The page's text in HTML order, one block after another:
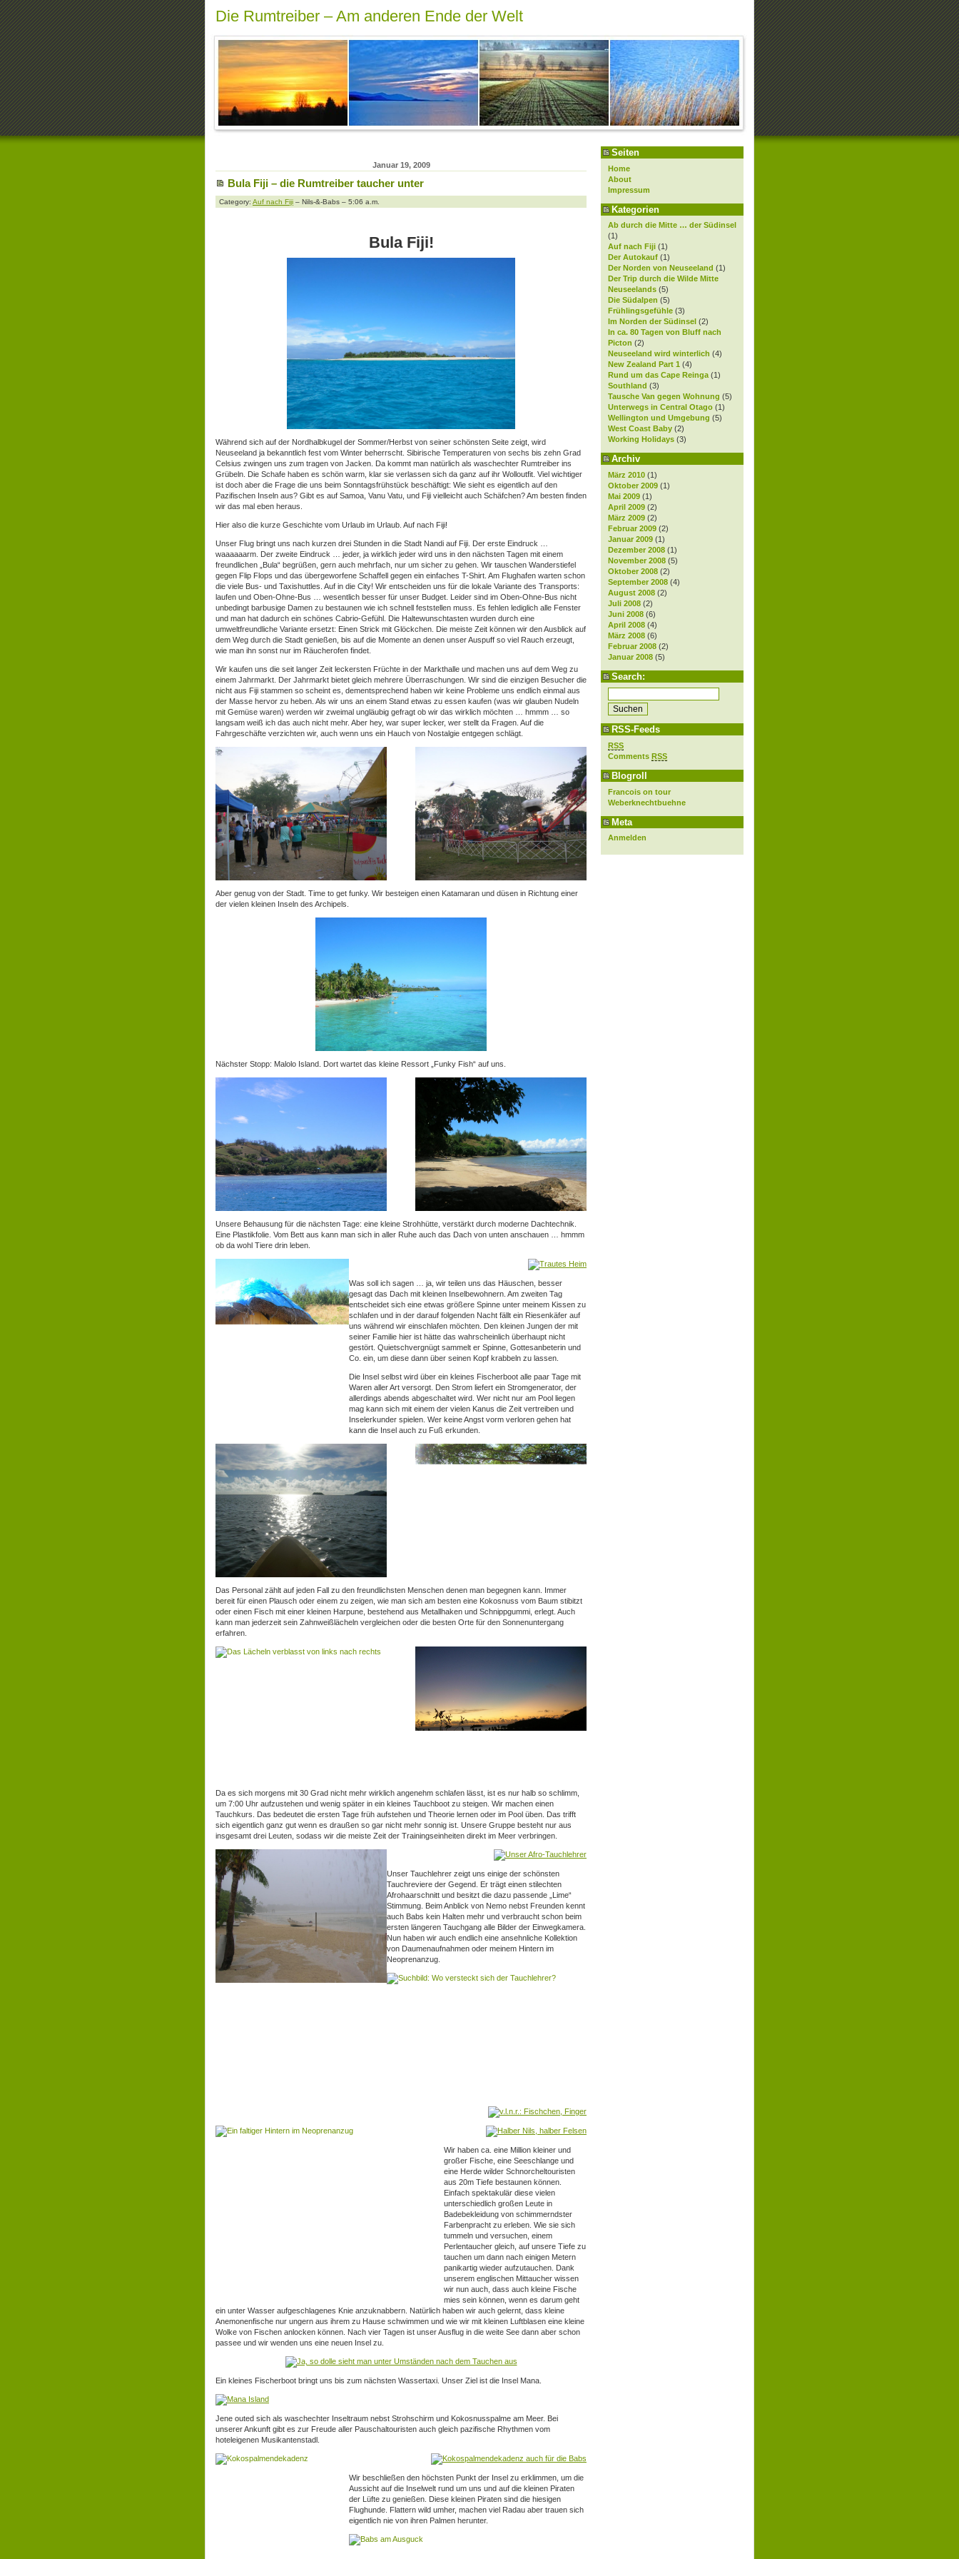
Die Rumtreiber – Am anderen Ende der Welt
Seiten
Home
About
Impressum
Kategorien
Ab durch die Mitte … der Südinsel
(1)
Auf nach Fiji (1)
Der Autokauf (1)
Der Norden von Neuseeland (1)
Der Trip durch die Wilde Mitte
Neuseelands (5)
Die Südalpen (5)
Frühlingsgefühle (3)
Im Norden der Südinsel (2)
In ca. 80 Tagen von Bluff nach
Picton (2)
Neuseeland wird winterlich (4)
New Zealand Part 1 (4)
Rund um das Cape Reinga (1)
Southland (3)
Tausche Van gegen Wohnung (5)
Unterwegs in Central Otago (1)
Wellington und Umgebung (5)
West Coast Baby (2)
Working Holidays (3)
Archiv
März 2010 (1)
Oktober 2009 (1)
Mai 2009 (1)
April 2009 (2)
März 2009 (2)
Februar 2009 (2)
Januar 2009 (1)
Dezember 2008 (1)
November 2008 (5)
Oktober 2008 (2)
September 2008 (4)
August 2008 (2)
Juli 2008 (2)
Juni 2008 (6)
April 2008 (4)
März 2008 (6)
Februar 2008 (2)
Januar 2008 (5)
Search:
RSS-Feeds
RSS
Comments RSS
Blogroll
Francois on tour
Weberknechtbuehne
Meta
Anmelden
Januar 19, 2009
Bula Fiji – die Rumtreiber taucher unter
Category: Auf nach Fiji – Nils-&-Babs – 5:06 a.m.
Bula Fiji!
Während sich auf der Nordhalbkugel der Sommer/Herbst von seiner schönsten Seite zeigt, wird
Neuseeland ja bekanntlich fest vom Winter beherrscht. Sibirische Temperaturen von sechs bis zehn Grad
Celsius zwingen uns zum tragen von Jacken. Da kommt man natürlich als waschechter Rumtreiber ins
Grübeln. Die Schafe haben es schön warm, klar sie verlassen sich da ganz auf ihr Wolloutfit. Viel wichtiger
ist doch aber die Frage die uns beim Sonntagsfrühstück beschäftigt: Wie sieht es eigentlich auf den
Pazifischen Inseln aus? Gibt es auf Samoa, Vanu Vatu, und Fiji vielleicht auch Schäfchen? Am besten finden
wir das mal eben heraus.
Hier also die kurze Geschichte vom Urlaub im Urlaub. Auf nach Fiji!
Unser Flug bringt uns nach kurzen drei Stunden in die Stadt Nandi auf Fiji. Der erste Eindruck …
waaaaaarm. Der zweite Eindruck … jeder, ja wirklich jeder wird uns in den nächsten Tagen mit einem
freundlichen „Bula“ begrüßen, gern auch mehrfach, nur um sicher zu gehen. Wir tauschen Wanderstiefel
gegen Flip Flops und das übergeworfene Schaffell gegen ein einfaches T-Shirt. Am Flughafen warten schon
die viele Bus- und Taxishuttles. Auf in die City! Wir entscheiden uns für die lokale Variante des Transports:
laufen und Oben-Ohne-Bus … wesentlich besser für unser Budget. Leider sind im Oben-Ohne-Bus nicht
unbedingt barbusige Damen zu bestaunen wie ich schnell feststellen muss. Es fehlen lediglich alle Fenster
und man hat dadurch ein schönes Cabrio-Gefühl. Die Haltewunschtasten wurden durch eine
umweltfreundliche Variante ersetzt: Einen Strick mit Glöckchen. Die meiste Zeit können wir den Ausblick auf
dem Weg durch die Stadt genießen, bis auf die Momente an denen unser Auspuff so viel Rauch erzeugt,
wie man ihn sonst nur im Räucherofen findet.
Wir kaufen uns die seit langer Zeit leckersten Früchte in der Markthalle und machen uns auf dem Weg zu
einem Jahrmarkt. Der Jahrmarkt bietet gleich mehrere Überraschungen. Wir sind die einzigen Besucher die
nicht aus Fiji stammen so scheint es, dementsprechend haben wir keine Probleme uns endlich einmal aus
der Masse hervor zu heben. Als wir uns an einem Stand etwas zu essen kaufen (was wir glauben Nudeln
mit Gemüse waren) werden wir zweimal ungläubig gefragt ob wir das wirklich möchten … hmmm … so
langsam weiß ich das auch nicht mehr. Aber hey, war super lecker, wer stellt da Fragen. Auf die
Fahrgeschäfte verzichten wir, auch wenn uns ein Hauch von Nostalgie entgegen schlägt.
Aber genug von der Stadt. Time to get funky. Wir besteigen einen Katamaran und düsen in Richtung einer
der vielen kleinen Inseln des Archipels.
Nächster Stopp: Malolo Island. Dort wartet das kleine Ressort „Funky Fish“ auf uns.
Unsere Behausung für die nächsten Tage: eine kleine Strohhütte, verstärkt durch moderne Dachtechnik.
Eine Plastikfolie. Vom Bett aus kann man sich in aller Ruhe auch das Dach von unten anschauen … hmmm
ob da wohl Tiere drin leben.
Was soll ich sagen … ja, wir teilen uns das Häuschen, besser
gesagt das Dach mit kleinen Inselbewohnern. Am zweiten Tag
entscheidet sich eine etwas größere Spinne unter meinem Kissen zu
schlafen und in der darauf folgenden Nacht fällt ein Riesenkäfer auf
uns während wir einschlafen möchten. Den kleinen Jungen der mit
seiner Familie hier ist hätte das wahrscheinlich überhaupt nicht
gestört. Quietschvergnügt sammelt er Spinne, Gottesanbeterin und
Co. ein, um diese dann über seinen Kopf krabbeln zu lassen.
Die Insel selbst wird über ein kleines Fischerboot alle paar Tage mit
Waren aller Art versorgt. Den Strom liefert ein Stromgenerator, der
allerdings abends abgeschaltet wird. Wer nicht nur am Pool liegen
mag kann sich mit einem der vielen Kanus die Zeit vertreiben und
Inselerkunder spielen. Wer keine Angst vorm verloren gehen hat
kann die Insel auch zu Fuß erkunden.
Das Personal zählt auf jeden Fall zu den freundlichsten Menschen denen man begegnen kann. Immer
bereit für einen Plausch oder einem zu zeigen, wie man sich am besten eine Kokosnuss vom Baum stibitzt
oder einen Fisch mit einer kleinen Harpune, bestehend aus Metallhaken und Schnippgummi, erlegt. Auch
kann man jederzeit sein Zahnweißlächeln vergleichen oder die besten Orte für den Sonnenuntergang
erfahren.
Da es sich morgens mit 30 Grad nicht mehr wirklich angenehm schlafen lässt, ist es nur halb so schlimm,
um 7:00 Uhr aufzustehen und wenig später in ein kleines Tauchboot zu steigen. Wir machen einen
Tauchkurs. Das bedeutet die ersten Tage früh aufstehen und Theorie lernen oder im Pool üben. Das trifft
sich eigentlich ganz gut wenn es draußen so gar nicht mehr sonnig ist. Unsere Gruppe besteht nur aus
insgesamt drei Leuten, sodass wir die meiste Zeit der Trainingseinheiten direkt im Meer verbringen.
Unser Tauchlehrer zeigt uns einige der schönsten
Tauchreviere der Gegend. Er trägt einen stilechten
Afrohaarschnitt und besitzt die dazu passende „Lime“
Stimmung. Beim Anblick von Nemo nebst Freunden kennt
auch Babs kein Halten mehr und verbraucht schon beim
ersten längeren Tauchgang alle Bilder der Einwegkamera.
Nun haben wir auch endlich eine ansehnliche Kollektion
von Daumenaufnahmen oder meinem Hintern im
Neoprenanzug.
Wir haben ca. eine Million kleiner und
großer Fische, eine Seeschlange und
eine Herde wilder Schnorcheltouristen
aus 20m Tiefe bestaunen können.
Einfach spektakulär diese vielen
unterschiedlich großen Leute in
Badebekleidung von schimmerndster
Farbenpracht zu erleben. Wie sie sich
tummeln und versuchen, einem
Perlentaucher gleich, auf unsere Tiefe zu
tauchen um dann nach einigen Metern
panikartig wieder aufzutauchen. Dank
unserem englischen Mittaucher wissen
wir nun auch, dass auch kleine Fische
mies sein können, wenn es darum geht
ein unter Wasser aufgeschlagenes Knie anzuknabbern. Natürlich haben wir auch gelernt, dass kleine
Anemonenfische nur ungern aus ihrem zu Hause schwimmen und wie wir mit kleinen Luftblasen eine kleine
Wolke von Fischen anlocken können. Nach vier Tagen ist unser Ausflug in die weite See dann aber schon
passee und wir wenden uns eine neuen Insel zu.
Ein kleines Fischerboot bringt uns bis zum nächsten Wassertaxi. Unser Ziel ist die Insel Mana.
Jene outed sich als waschechter Inseltraum nebst Strohschirm und Kokosnusspalme am Meer. Bei
unserer Ankunft gibt es zur Freude aller Pauschaltouristen auch gleich pazifische Rhythmen vom
hoteleigenen Musikantenstadl.
Wir beschließen den höchsten Punkt der Insel zu erklimmen, um die
Aussicht auf die Inselwelt rund um uns und auf die kleinen Piraten
der Lüfte zu genießen. Diese kleinen Piraten sind die hiesigen
Flughunde. Flattern wild umher, machen viel Radau aber trauen sich
eigentlich nie von ihren Palmen herunter.